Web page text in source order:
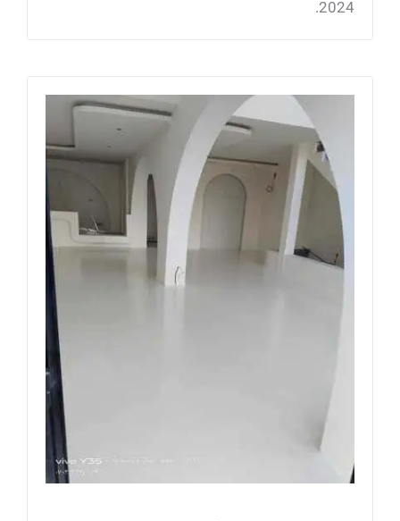
2024.